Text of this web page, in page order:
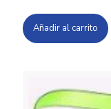
Añadir al carrito